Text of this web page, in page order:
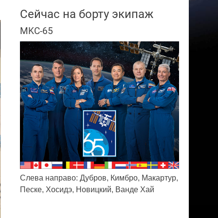
Сейчас на борту экипаж
MKC-65
Слева направо: Дубров, Кимбро, Макартур,
Песке, Хосидэ, Новицкий, Ванде Хай